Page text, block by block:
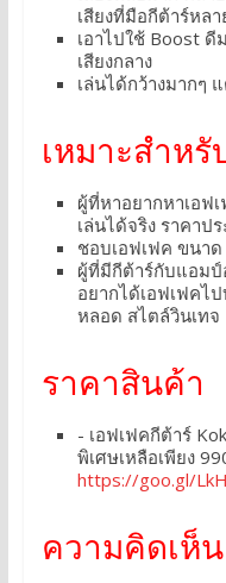
เสียงที่มือกีต้าร์หล
เอาไปใช้ Boost ดี
เสียงกลาง
เล่นได้กว้างมากๆ
เหมาะสำหรั
ผู้ที่หาอยากหาเอฟ
เล่นได้จริง ราคาป
ชอบเอฟเฟค ขนา
ผู้ที่มีกีต้าร์กับแอมป์
อยากได้เอฟเฟคไ
หลอด สไตล์วินเทจ
ราคาสินค้า
- เอฟเฟคกีต้าร์
พิเศษเหลือเพียง
https://goo.gl/
ความคิดเห็น